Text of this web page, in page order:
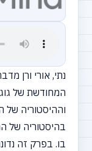
נתי, אורי ורן
המחודשת של
וההיסטוריה
בהיסטוריה של